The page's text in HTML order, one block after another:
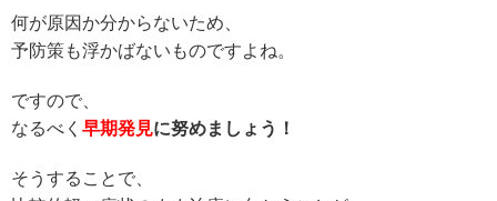
何が原因か分からないため、
予防策も浮かばないものですよね。
ですので、
なるべく 早期発見に努めましょう！
そうすることで、